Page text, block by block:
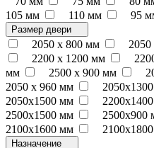
105 мм
110 мм 95
Размер двери
2050 x 800 мм
2200 x 1200 мм
мм
2500 х 900 мм
2050 х 960 мм
2050х1500 мм
2500х1500 мм
2500х900
2100х1600 мм
Назначение